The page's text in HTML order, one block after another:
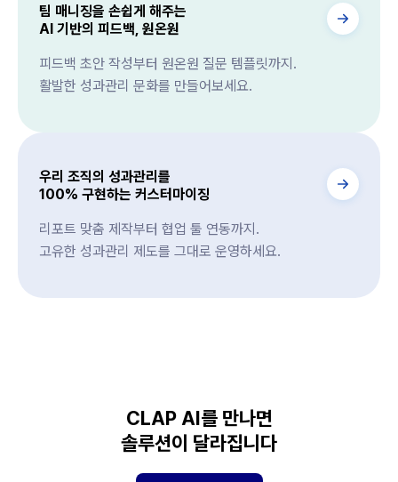
팀 매니징을 손쉽게 해주는
AI 기반의 피드백, 원온원
피드백 초안 작성부터 원온원 질문 템플릿까지.
활발한 성과관리 문화를 만들어보세요.
우리 조직의 성과관리를
100% 구현하는 커스터마이징
리포트 맞춤 제작부터 협업 툴 연동까지.
고유한 성과관리 제도를 그대로 운영하세요.
CLAP AI를 만나면
솔루션이 달라집니다